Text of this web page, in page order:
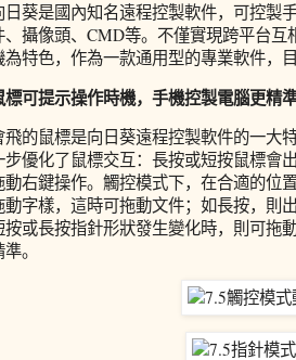
日葵是國內知名遠程控製軟件，可控製
、攝像頭、CMD等。不僅實現跨平台
為特色，作為一款通用型的專業軟件，
標可提示操作時機，手機控製電腦更精
飛的鼠標是向日葵遠程控製軟件的一大
步優化了鼠標交互：長按或短按鼠標會
動右鍵操作。觸控模式下，在合適的位
動字樣，這時可拖動文件；如長按，則
按或長按指針形狀發生變化時，則可拖
。